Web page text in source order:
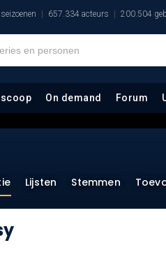
657.334 acteurs 200.504
On demand Forum
Lijsten Stemmen